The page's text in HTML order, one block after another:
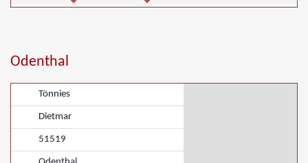
Odenthal
Tönnies
Dietmar
51519